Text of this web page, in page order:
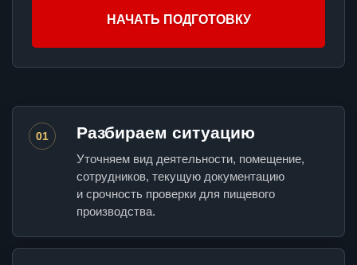
НАЧАТЬ ПОДГОТОВКУ
01 Разбираем ситуацию
Уточняем вид деятельности, помещение,
сотрудников, текущую документацию
и срочность проверки для пищевого
производства.